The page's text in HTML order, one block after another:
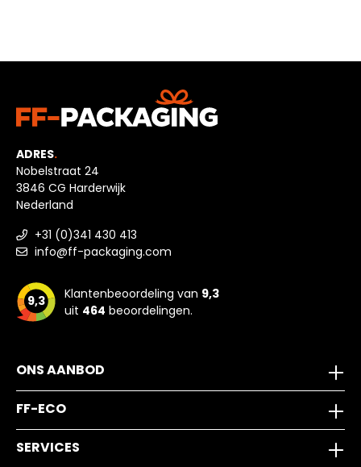
ADRES.
Nobelstraat 24
3846 CG Harderwijk
Nederland
+31 (0)341 430 413
info@ff-packaging.com
9,3 Klantenbeoordeling van 9,3
uit 464 beoordelingen.
ONS AANBOD
FF-ECO
SERVICES